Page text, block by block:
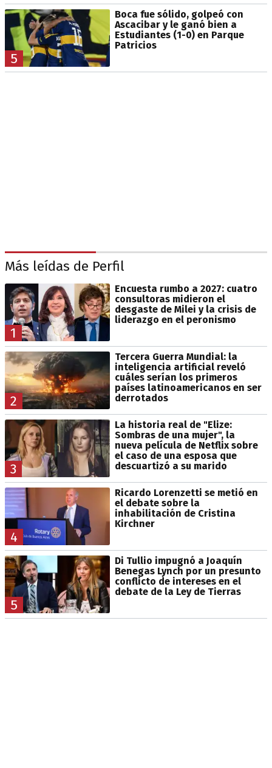
5
Boca fue sólido, golpeó con
Ascacibar y le ganó bien a
Estudiantes (1-0) en Parque
Patricios
Más leídas de Perfil
1
Encuesta rumbo a 2027: cuatro
consultoras midieron el
desgaste de Milei y la crisis de
liderazgo en el peronismo
2
Tercera Guerra Mundial: la
inteligencia artificial reveló
cuáles serían los primeros
países latinoamericanos en ser
derrotados
3
La historia real de "Elize:
Sombras de una mujer", la
nueva película de Netflix sobre
el caso de una esposa que
descuartizó a su marido
4
Ricardo Lorenzetti se metió en
el debate sobre la
inhabilitación de Cristina
Kirchner
5
Di Tullio impugnó a Joaquín
Benegas Lynch por un presunto
conflicto de intereses en el
debate de la Ley de Tierras